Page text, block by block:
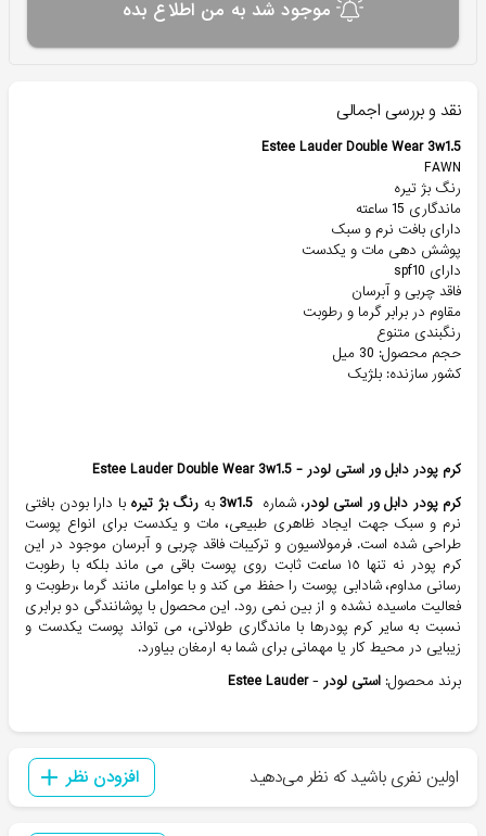
موجود شد به من اطلاع بده
نقد و بررسی اجمالی
Estee Lauder Double Wear 3w1.5
FAWN
رنگ بژ تیره
ماندگاری 15 ساعته
دارای بافت نرم و سبک
پوشش دهی مات و یکدست
دارای spf10
فاقد چربی و آبرسان
مقاوم در برابر گرما و رطوبت
رنگبندی متنوع
حجم محصول: 30 میل
کشور سازنده: بلژیک
کرم پودر دابل ور استی لودر - Estee Lauder Double Wear 3w1.5
کرم پودر دابل ور استی لودر، شماره به رنگ بژ تیرهبا دارا بودن بافتی
نرم و سبک جهت ایجاد ظاهری طبیعی، مات و یکدست برای انواع پوست
طراحی شده است. فرمولاسیون و ترکیبات فاقد چربی و آبرسان موجود در این
کرم پودر نه تنها ١٥ ساعت ثابت روی پوست باقی می ماند بلکه با رطوبت
رسانی مداوم، شادابی پوست را حفظ می کند و با عواملی مانند گرما ،رطوبت و
فعالیت ماسیده نشده و از بین نمی رود. این محصول با پوشانندگی دو برابری
نسبت به سایر کرم پودرها با ماندگاری طولانی، می تواند پوست یکدست و
زیبایی در محیط کار یا مهمانی برای شما به ارمغان بیاورد.
برند محصول: استی لودر -
Estee Lauder
اولین نفری باشید که نظر می‌دهید افزودن نظر